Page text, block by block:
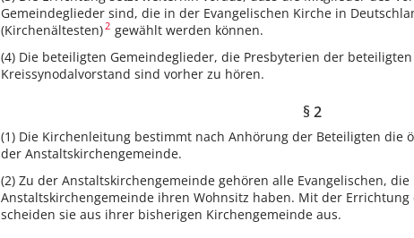
Gemeindeglieder sind, die in der Evangelischen Kirche in
(Kirchenältesten)2 gewählt werden können.
(4) Die beteiligten Gemeindeglieder, die Presbyterien der
Kreissynodalvorstand sind vorher zu hören.
§ 2
(1) Die Kirchenleitung bestimmt nach Anhörung der Beteiligten die
der Anstaltskirchengemeinde.
(2) Zu der Anstaltskirchengemeinde gehören alle Evangelischen,
Anstaltskirchengemeinde ihren Wohnsitz haben. Mit der
scheiden sie aus ihrer bisherigen Kirchengemeinde aus.